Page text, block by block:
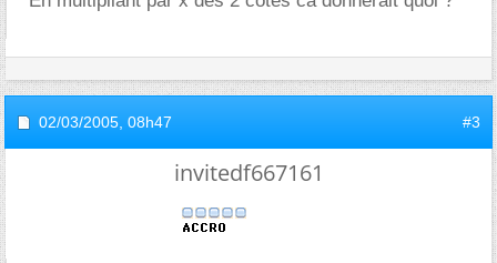
02/03/2005, 08h47 #3
invitedf667161